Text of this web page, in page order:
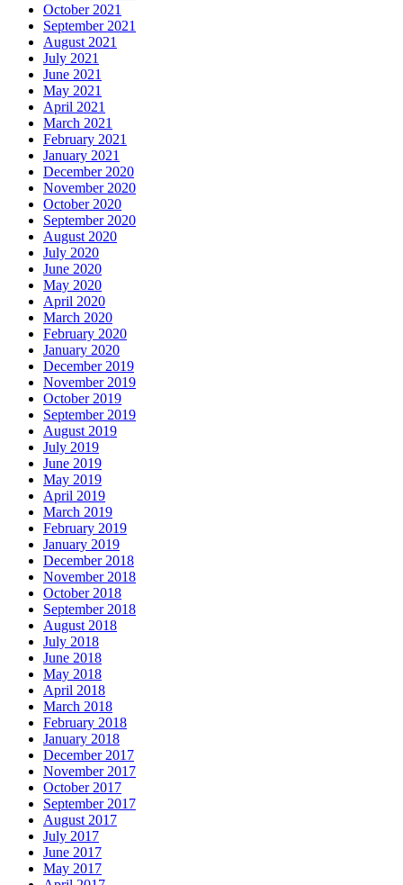
October 2021
September 2021
August 2021
July 2021
June 2021
May 2021
April 2021
March 2021
February 2021
January 2021
December 2020
November 2020
October 2020
September 2020
August 2020
July 2020
June 2020
May 2020
April 2020
March 2020
February 2020
January 2020
December 2019
November 2019
October 2019
September 2019
August 2019
July 2019
June 2019
May 2019
April 2019
March 2019
February 2019
January 2019
December 2018
November 2018
October 2018
September 2018
August 2018
July 2018
June 2018
May 2018
April 2018
March 2018
February 2018
January 2018
December 2017
November 2017
October 2017
September 2017
August 2017
July 2017
June 2017
May 2017